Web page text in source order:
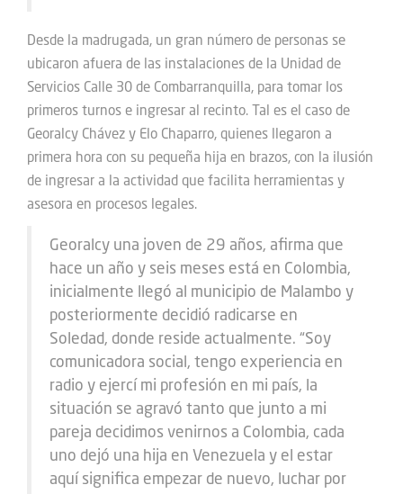
Desde la madrugada, un gran número de personas se
ubicaron afuera de las instalaciones de la Unidad de
Servicios Calle 30 de Combarranquilla, para tomar los
primeros turnos e ingresar al recinto. Tal es el caso de
Georalcy Chávez y Elo Chaparro, quienes llegaron a
primera hora con su pequeña hija en brazos, con la ilusión
de ingresar a la actividad que facilita herramientas y
asesora en procesos legales.
Georalcy una joven de 29 años, afirma que
hace un año y seis meses está en Colombia,
inicialmente llegó al municipio de Malambo y
posteriormente decidió radicarse en
Soledad, donde reside actualmente. “Soy
comunicadora social, tengo experiencia en
radio y ejercí mi profesión en mi país, la
situación se agravó tanto que junto a mi
pareja decidimos venirnos a Colombia, cada
uno dejó una hija en Venezuela y el estar
aquí significa empezar de nuevo, luchar por